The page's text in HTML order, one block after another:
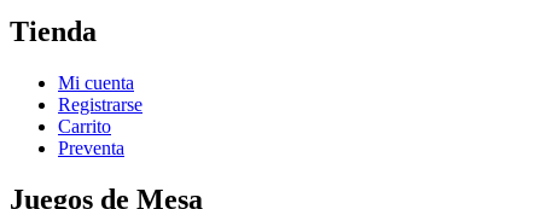
Tienda
Mi cuenta
Registrarse
Carrito
Preventa
Juegos de Mesa